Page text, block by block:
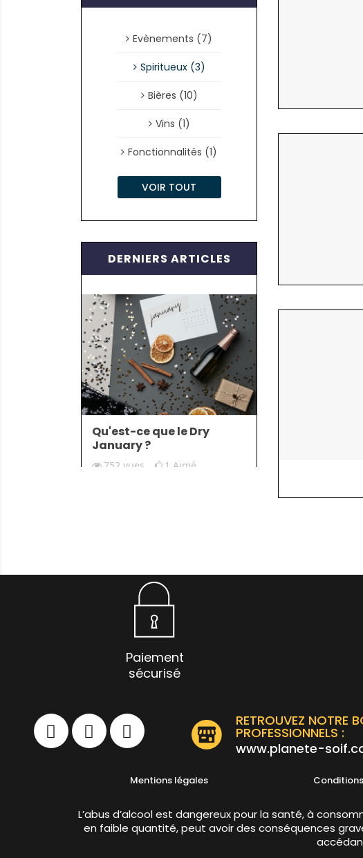
Evènements (7)
Spiritueux (3)
Bières (10)
Vins (1)
Fonctionnalités (1)
VOIR TOUT
DERNIERS ARTICLES
Qu'est-ce que le Dry
January ?
752 vues 1 Aimé
TAGS DE BLOG
événement
new
bières
RSS DE BLOG
Paiement
sécurisé
RETROUVEZ NOTRE
PROFESSIONNELS :
www.planete-
Mentions légales
L’abus d’alcool est dangereux pour la santé, à
en faible quantité, peut avoir des conséquences